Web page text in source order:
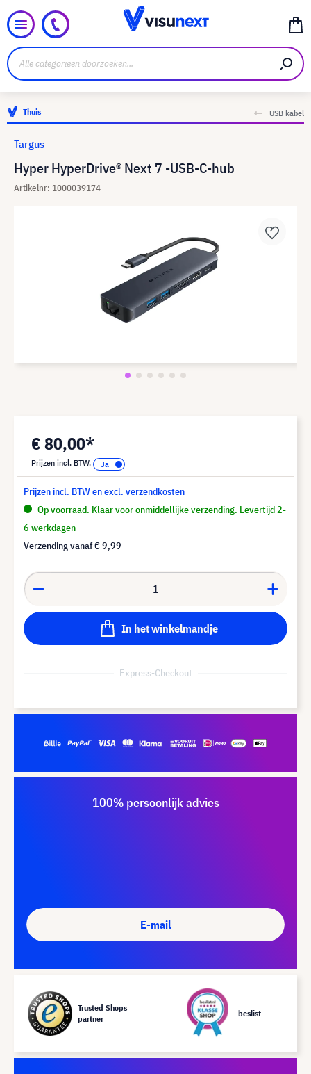
Thuis USB kabel
Hyper HyperDrive® Next 7 -USB-C-hub
Artikelnr: 1000039174
Targus
€ 80,00*
Prijzen incl. BTW.
Prijzen incl. BTW en excl. verzendkosten
Op voorraad. Klaar voor onmiddellijke verzending. Levertijd 2-
6 werkdagen
Verzending vanaf€ 9,99
In het winkelmandje
Express-Checkout
100% persoonlijk advies
E-mail
Trusted Shops
partner
beslist